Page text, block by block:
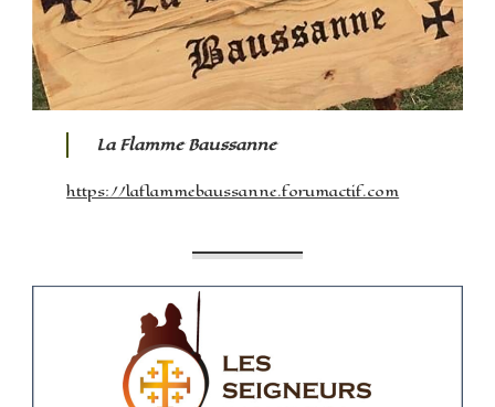
La Flamme Baussanne
https://laflammebaussanne.forumactif.com